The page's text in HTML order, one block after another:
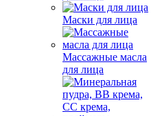
Маски для лица
Массажные масла
для лица